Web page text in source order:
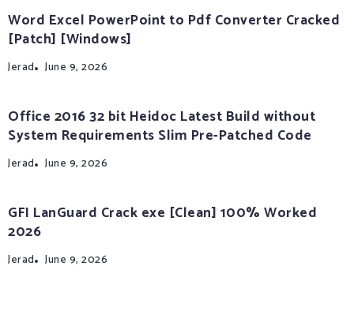
Word Excel PowerPoint to Pdf Converter Cracked
[Patch] [Windows]
Jerad June 9, 2026
Office 2016 32 bit Heidoc Latest Build without
System Requirements Slim Pre-Patched Code
Jerad June 9, 2026
GFI LanGuard Crack exe [Clean] 100% Worked
2026
Jerad June 9, 2026